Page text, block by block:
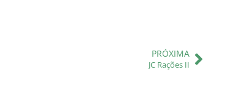
PRÓXIMA
JC Rações II